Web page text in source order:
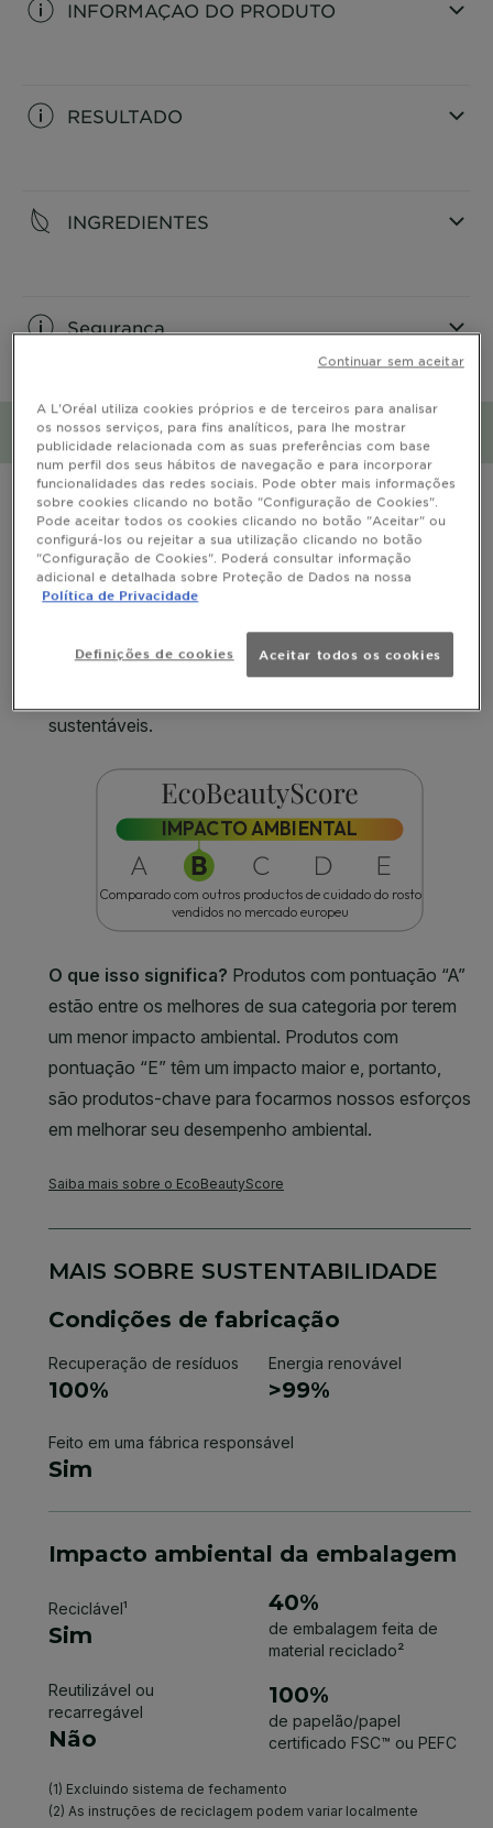
INFORMAÇAO DO PRODUTO
RESULTADO
INGREDIENTES
Segurança
Impacto social e ambiental
CLOSE SUBPANEL
A L'Oréal utiliza cookies próprios e de terceiros para analisar
os nossos serviços, para fins analíticos, para lhe mostrar
publicidade relacionada com as suas preferências com base
num perfil dos seus hábitos de navegação e para incorporar
funcionalidades das redes sociais. Pode obter mais informações
sobre cookies clicando no botão "Configuração de Cookies".
Pode aceitar todos os cookies clicando no botão "Aceitar" ou
configurá-los ou rejeitar a sua utilização clicando no botão
"Configuração de Cookies". Poderá consultar informação
adicional e detalhada sobre Proteção de Dados na nossa
Política de Privacidade
Definições de cookies Aceitar todos os cookies
Continuar sem aceitar